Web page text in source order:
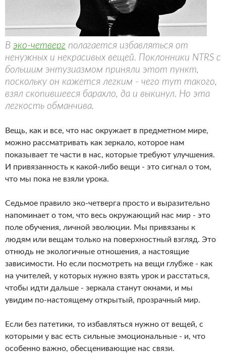
В эко-четверг полагается избавляться от
ненужных и некрасивых вещей. Поклонники NTRS с
большим энтузиазмом приняли этот пункт,
поскольку он кажется легким - чего тут такого,
взял скопившееся барахло, да и выкинул. Но эта
легкость обманчива.
Вещь, как и все, что нас окружает в предметном мире,
можно рассматривать как зеркало, которое нам
показывает те части в нас, которые требуют улучшения.
И привязанность к какой-либо вещи - это сигнал о том,
что мы пока не взяли урока.
Седьмое правило эко-четверга просто и выразительно
напоминает о том, что весь окружающий нас мир - это
поле обучения, личной эволюции. Мы привязаны к
людям или вещам только на поверхностный взгляд. Это
отнюдь не экологичные отношения, а настоящие
зависимости. Но если посмотреть на вещи глубже - как
на учителей, у которых нужно взять урок и расстаться,
чтобы идти дальше - зеркала станут окнами, и мы
увидим по-настоящему открытый, прозрачный мир.
Если без патетики, то избавляться нужно от вещей, с
которыми у вас есть сильные эмоциональные - и, что
особенно важно, обесценивающие нас связи.